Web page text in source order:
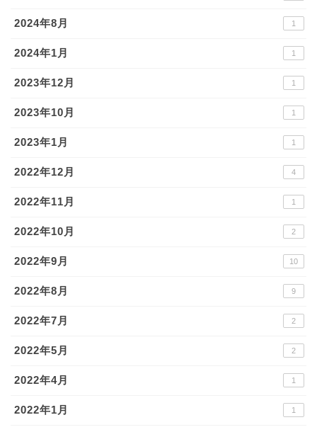
2024年8月 1
2024年1月 1
2023年12月 1
2023年10月 1
2023年1月 1
2022年12月 4
2022年11月 1
2022年10月 2
2022年9月 10
2022年8月 9
2022年7月 2
2022年5月 2
2022年4月 1
2022年1月 1